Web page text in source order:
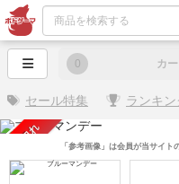
0 カ
セール特集 ランキン
売り切れ 「参考画像」は会員が当サイト